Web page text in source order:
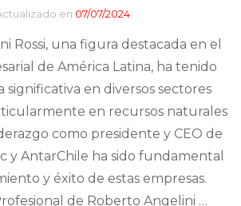
en 07/07/2024
Rossi, una figura destacada en el
de América Latina, ha tenido
significativa en diversos sectores
en recursos naturales
como presidente y CEO de
y AntarChile ha sido fundamental
y éxito de estas empresas.
de Roberto Angelini …